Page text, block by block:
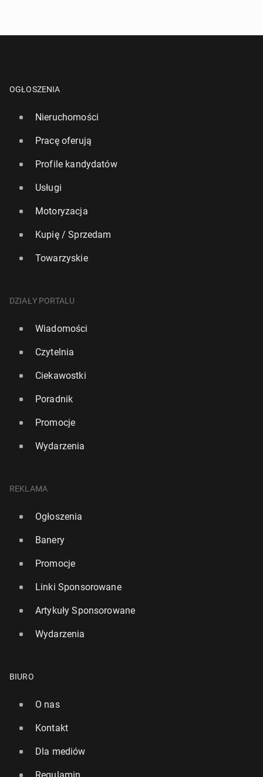
OGŁOSZENIA
Nieruchomości
Pracę oferują
Profile kandydatów
Usługi
Motoryzacja
Kupię / Sprzedam
Towarzyskie
DZIAŁY PORTALU
Wiadomości
Czytelnia
Ciekawostki
Poradnik
Promocje
Wydarzenia
REKLAMA
Ogłoszenia
Banery
Promocje
Linki Sponsorowane
Artykuły Sponsorowane
Wydarzenia
BIURO
O nas
Kontakt
Dla mediów
Regulamin